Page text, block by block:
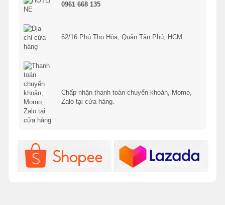
0961 668 135
62/16 Phú Thọ Hòa, Quận Tân Phú, HCM.
Chấp nhận thanh toán chuyển khoản, Momo,
Zalo tại cửa hàng.